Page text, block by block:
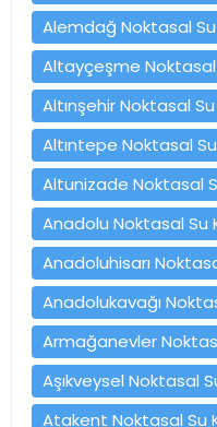
Alemdağ Noktasal
Altayçeşme Noktasal
Altınşehir Noktasal
Altıntepe Noktasal
Altunizade Noktasal
Anadolu Noktasal Su
Anadoluhisarı
Anadolukavağı
Armağanevler
Aşıkveysel Noktasal
Atakent Noktasal Su